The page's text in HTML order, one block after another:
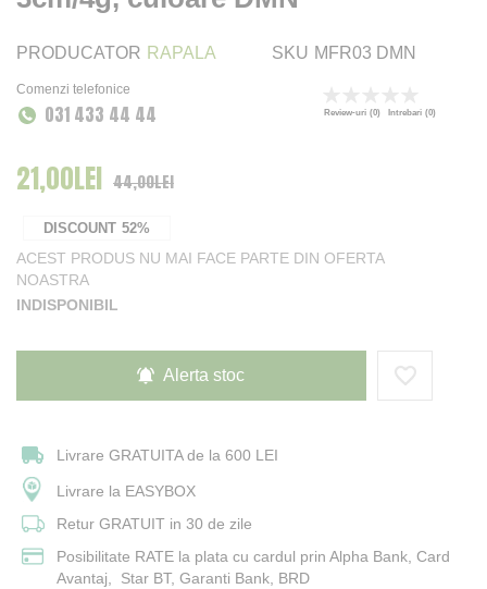
PRODUCATOR RAPALA SKU MFR03 DMN
Comenzi telefonice
031 433 44 44
0
% of100
Review-uri (0) Intrebari (0)
44,00LEI
Pret Special
21,00LEI
ACEST PRODUS NU MAI FACE PARTE DIN OFERTA
NOASTRA
INDISPONIBIL
DISCOUNT 52%
Alerta stoc
Livrare GRATUITA de la 600 LEI
Livrare la EASYBOX
Retur GRATUIT in 30 de zile
Posibilitate RATE la plata cu cardul prin Alpha Bank, Card
Avantaj, Star BT, Garanti Bank, BRD